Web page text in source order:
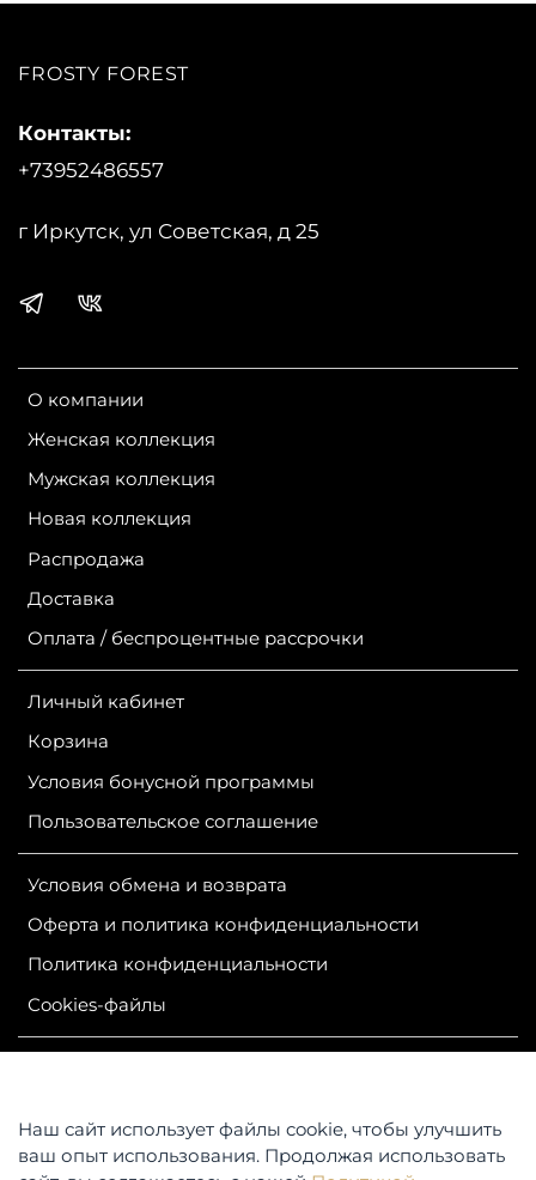
Бренд: Auto Jack
FROSTY FOREST
О компании
Женская коллекция
Мужская коллекция
Новая коллекция
Распродажа
Доставка
Оплата / беспроцентные рассрочки
Личный кабинет
Корзина
Условия бонусной программы
Пользовательское соглашение
Условия обмена и возврата
Оферта и политика конфиденциальности
Политика конфиденциальности
Сookies-файлы
Контакты:
+73952486557
г Иркутск, ул Советская, д 25
ИНН 381100245830
Контакты: 664047, Российская Федерация, Иркутская
область,
Наш сайт использует файлы cookie, чтобы улучшить
ваш опыт использования. Продолжая использовать